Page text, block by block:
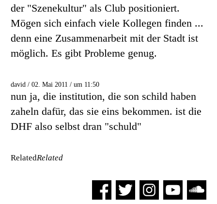
der "Szenekultur" als Club positioniert.
Mögen sich einfach viele Kollegen finden ...
denn eine Zusammenarbeit mit der Stadt ist
möglich. Es gibt Probleme genug.
david / 02. Mai 2011 / um 11:50
nun ja, die institution, die son schild haben
zaheln dafür, das sie eins bekommen. ist die
DHF also selbst dran "schuld"
RelatedRelated